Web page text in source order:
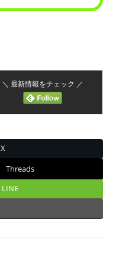
＼ 最新情報をチェック ／
X
Threads
LINE